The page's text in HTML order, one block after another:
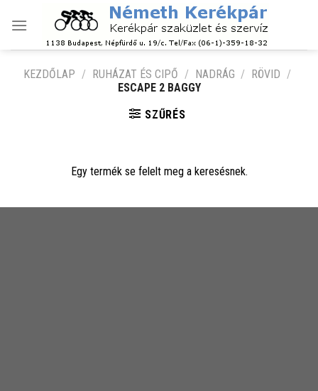
KEZDŐLAP / RUHÁZAT ÉS CIPŐ / NADRÁG / RÖVID /
ESCAPE 2 BAGGY
SZŰRÉS
Egy termék se felelt meg a keresésnek.